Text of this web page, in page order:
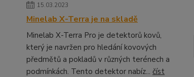
15.03.2023
Minelab X-Terra je na skladě
Minelab X-Terra Pro je detektorů kovů,
který je navržen pro hledání kovových
předmětů a pokladů v různých terénech a
podmínkách. Tento detektor nabíz... číst